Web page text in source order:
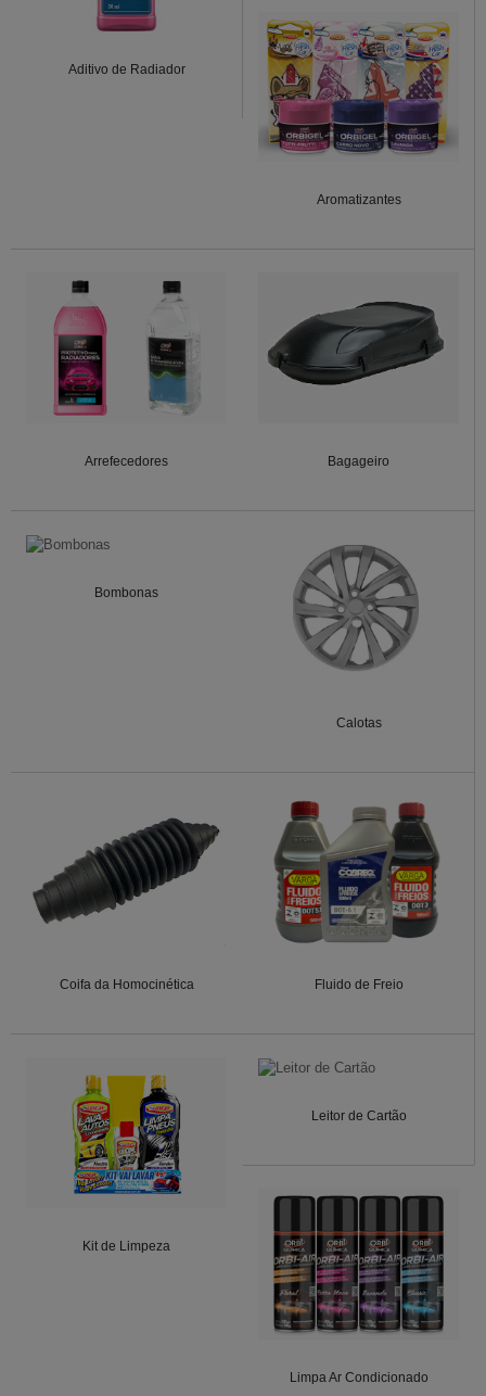
Aditivo de Radiador
Aromatizantes
Arrefecedores Bagageiro
Bombonas
Calotas
Coifa da Homocinética Fluido de Freio
Kit de Limpeza
Leitor de Cartão
Limpa Ar Condicionado